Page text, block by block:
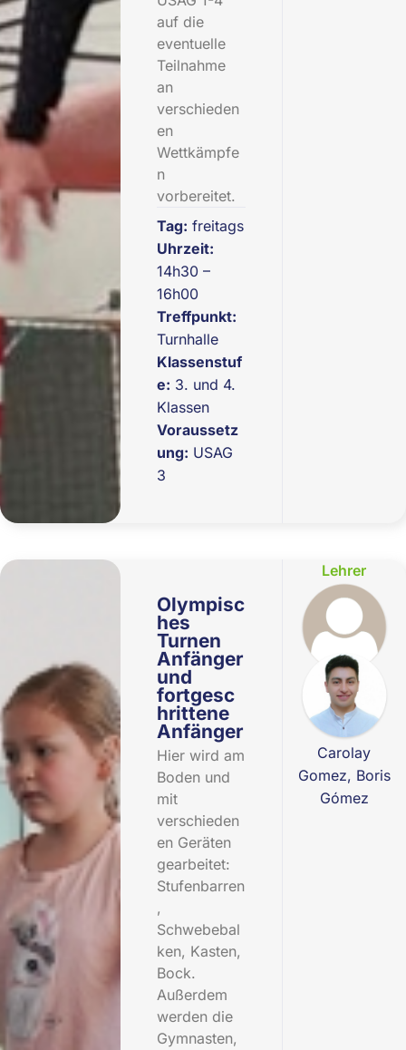
auf die
eventuelle
Teilnahme
an
verschieden
en
Wettkämpfe
n
vorbereitet.
Tag: freitags
Uhrzeit:
14h30 –
16h00
Treffpunkt:
Turnhalle
Klassenstuf
e: 3. und 4.
Klassen
Voraussetz
ung: USAG
3
Olympisc
hes
Turnen
Anfänger
und
fortgesc
hrittene
Anfänger
Hier wird am
Boden und
mit
verschieden
en Geräten
gearbeitet:
Stufenbarren
,
Schwebebal
ken, Kasten,
Bock.
Außerdem
werden die
Gymnasten,
Lehrer
Carolay
Gomez, Boris
Gómez